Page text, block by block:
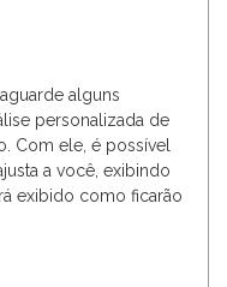
alguns
personalizada de
Com ele, é possível
a você, exibindo
exibido como ficarão